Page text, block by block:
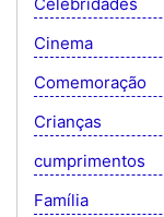
Cinema
Comemoração
Crianças
cumprimentos
Família